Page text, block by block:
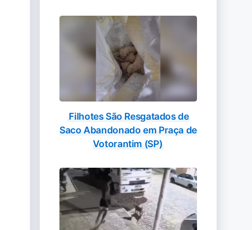
Filhotes São Resgatados de
Saco Abandonado em Praça de
Votorantim (SP)